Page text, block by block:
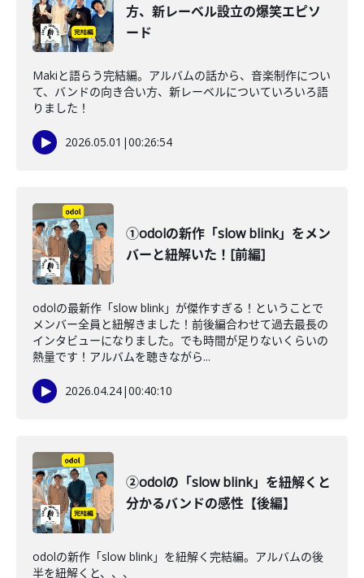
方、新レーベル設立の爆笑エピソ
ード
Makiと語らう完結編。アルバムの話から、音楽制作につい
て、バンドの向き合い方、新レーベルについていろいろ語
りました！
2026.05.01 |00:26:54
①odolの新作「slow blink」をメン
バーと紐解いた！[前編]
odolの最新作「slow blink」が傑作すぎる！ということで
メンバー全員と紐解きました！前後編合わせて過去最長の
インタビューになりました。でも時間が足りないくらいの
熱量です！アルバムを聴きながら...
2026.04.24|00:40:10
②odolの「slow blink」を紐解くと
分かるバンドの感性【後編】
odolの新作「slow blink」を紐解く完結編。アルバムの後
半を紐解くと、、、